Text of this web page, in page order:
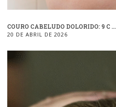
COURO CABELUDO DOLORIDO: 9 C ...
20 DE ABRIL DE 2026